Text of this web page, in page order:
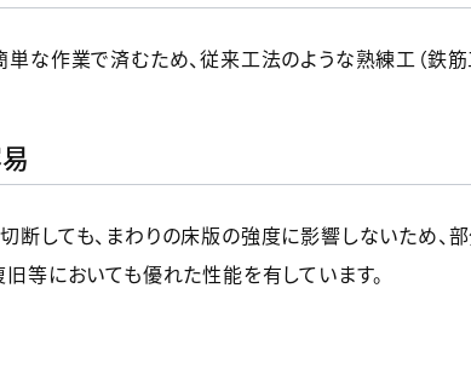
な作業で済むため、従来工法のような熟練工（鉄筋
ても、まわりの床版の強度に影響しないため、
等においても優れた性能を有しています。